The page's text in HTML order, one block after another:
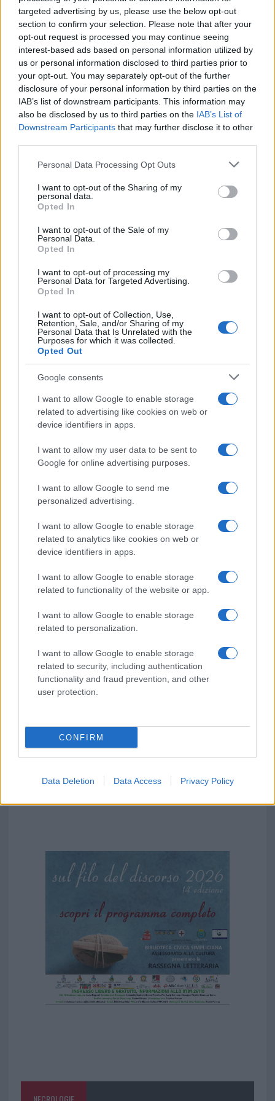
targeted advertising by us, please use the below opt-out
section to confirm your selection. Please note that after your
opt-out request is processed you may continue seeing
interest-based ads based on personal information utilized by
us or personal information disclosed to third parties prior to
your opt-out. You may separately opt-out of the further
disclosure of your personal information by third parties on the
IAB’s list of downstream participants. This information may
also be disclosed by us to third parties on the IAB’s List of
Downstream Participants that may further disclose it to other
Please note that this website/app uses one or more Google
not limited to your visit or usage behaviour. You may click to
grant or deny consent to Google and its third-party tags to
use your data for below specified purposes in below Google
consent section.
Personal Data Processing Opt Outs
I want to opt-out of the Sharing of my
personal data.
Opted In
I want to opt-out of the Sale of my
Personal Data.
Opted In
I want to opt-out of processing my
Personal Data for Targeted Advertising.
Opted In
I want to opt-out of Collection, Use,
Retention, Sale, and/or Sharing of my
Personal Data that Is Unrelated with the
Purposes for which it was collected.
Opted Out
Google consents
I want to allow Google to enable storage
related to advertising like cookies on web or
device identifiers in apps.
I want to allow my user data to be sent to
Google for online advertising purposes.
I want to allow Google to send me
personalized advertising.
I want to allow Google to enable storage
related to analytics like cookies on web or
device identifiers in apps.
I want to allow Google to enable storage
related to functionality of the website or app.
I want to allow Google to enable storage
related to personalization.
I want to allow Google to enable storage
related to security, including authentication
functionality and fraud prevention, and other
user protection.
CONFIRM
Data Deletion Data Access Privacy Policy
k p
NOTIZIE RECENTI
“Sul filo del discorso”: sold out ad Olbia per il
reading su Atzeni
La Maddalena, festa per i 30 anni del Diving
center di Tegge
Esce di strada con l’auto ad Arzachena: ferito il
conducente
Turiste si perdono a Tavolara: salvate dai vigili
Meteo Olbia 6 agosto, migliora il tempo in
Gallura
persone: due bimbi tra i feriti
Red Valley Festival, musica no-stop a Olbia fino
alle 5